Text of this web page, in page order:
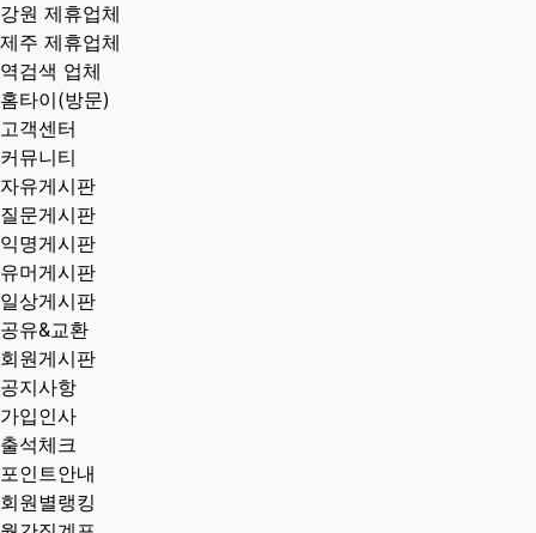
강원 제휴업체
제주 제휴업체
역검색 업체
홈타이(방문)
고객센터
커뮤니티
자유게시판
질문게시판
익명게시판
유머게시판
일상게시판
공유&교환
회원게시판
공지사항
가입인사
출석체크
포인트안내
회원별랭킹